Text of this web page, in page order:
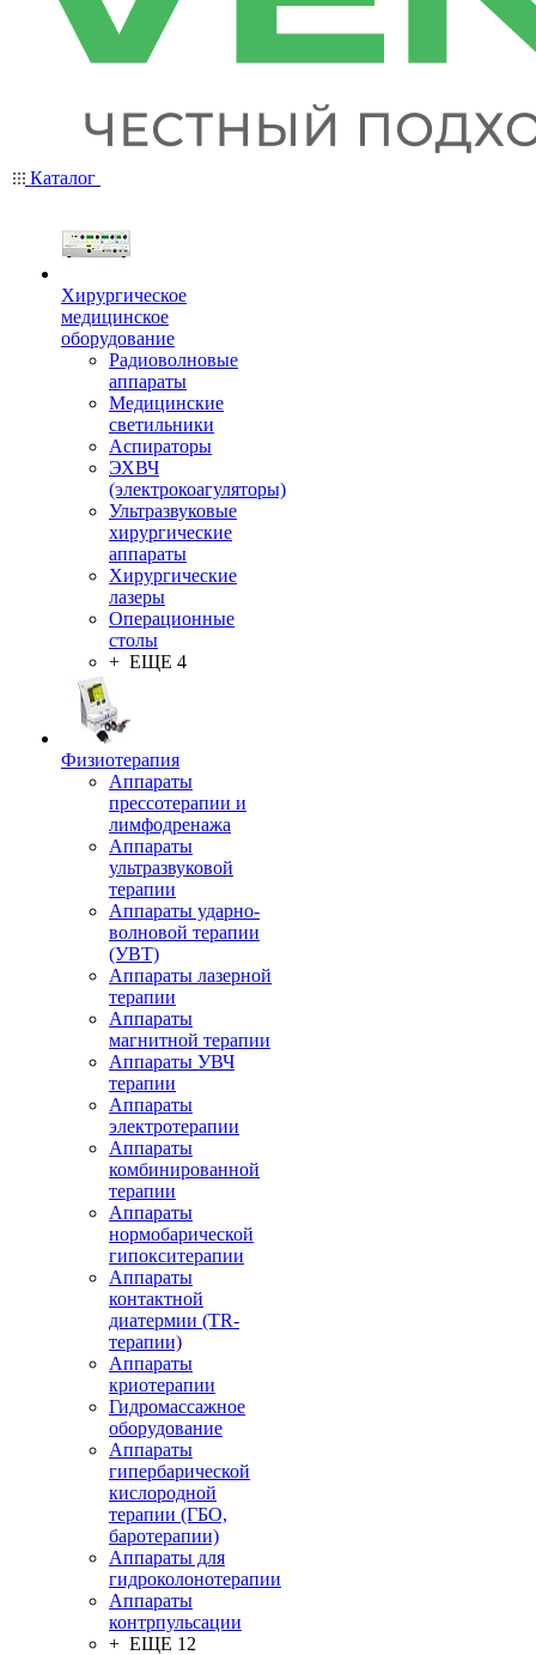
Каталог
Хирургическое
медицинское
оборудование
Радиоволновые
аппараты
Медицинские
светильники
Аспираторы
ЭХВЧ
(электрокоагуляторы)
Ультразвуковые
хирургические
аппараты
Хирургические
лазеры
Операционные
столы
+ ЕЩЕ 4
Физиотерапия
Аппараты
прессотерапии и
лимфодренажа
Аппараты
ультразвуковой
терапии
Аппараты ударно-
волновой терапии
(УВТ)
Аппараты лазерной
терапии
Аппараты
магнитной терапии
Аппараты УВЧ
терапии
Аппараты
электротерапии
Аппараты
комбинированной
терапии
Аппараты
нормобарической
гипокситерапии
Аппараты
контактной
диатермии (TR-
терапии)
Аппараты
криотерапии
Гидромассажное
оборудование
Аппараты
гипербарической
кислородной
терапии (ГБО,
баротерапии)
Аппараты для
гидроколонотерапии
Аппараты
контрпульсации
+ ЕЩЕ 12